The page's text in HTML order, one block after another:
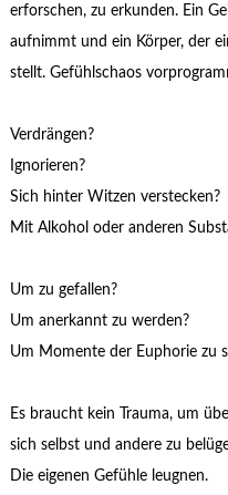
erforschen, zu erkunden. Ein
aufnimmt und ein Körper, der
stellt. Gefühlschaos
Verdrängen?
Ignorieren?
Sich hinter Witzen verstecken?
Mit Alkohol oder anderen
Um zu gefallen?
Um anerkannt zu werden?
Um Momente der Euphorie zu
Es braucht kein Trauma, um
sich selbst und andere zu
Die eigenen Gefühle leugnen.